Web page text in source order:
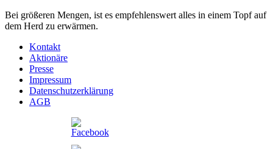
Bei größeren Mengen, ist es empfehlenswert alles in einem Topf auf
dem Herd zu erwärmen.
Kontakt
Aktionäre
Presse
Impressum
Datenschutzerklärung
AGB